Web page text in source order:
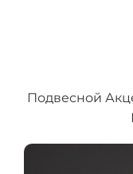
Подвесной